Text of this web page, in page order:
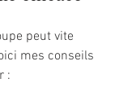
peut vite
mes conseils
: